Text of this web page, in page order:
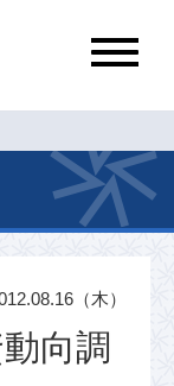
メ
ュ
向調
（木）